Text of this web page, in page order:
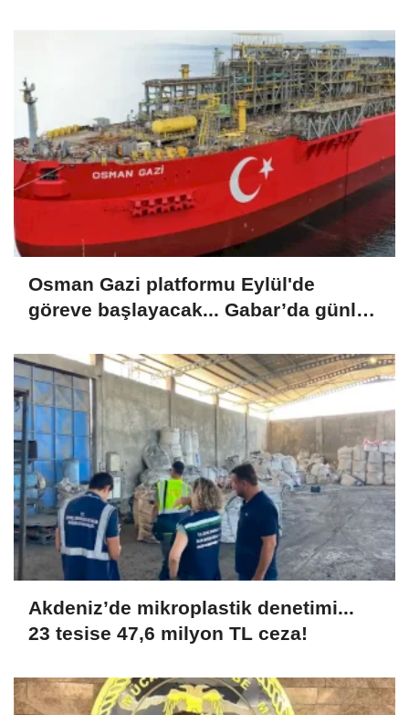
Osman Gazi platformu Eylül'de
göreve başlayacak... Gabar’da günlük
Akdeniz’de mikroplastik denetimi...
23 tesise 47,6 milyon TL ceza!